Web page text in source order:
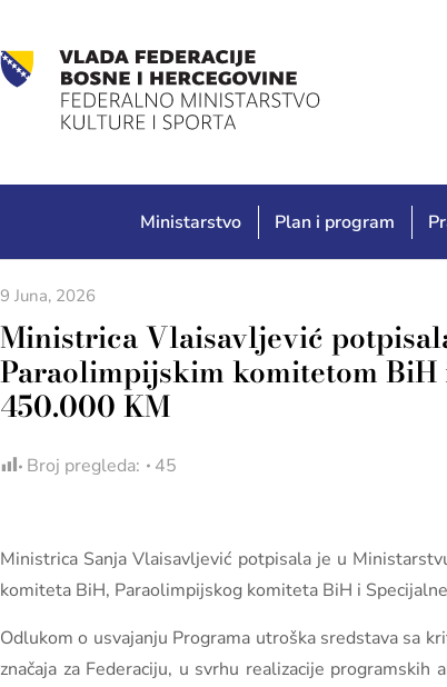
Ministarstvo Plan i program
9 Juna, 2026
Ministrica Vlaisavljević
Paraolimpijskim komitetom
450.000 KM
Broj pregleda: 45
Ministrica Sanja Vlaisavljević potpisala je u
komiteta BiH, Paraolimpijskog komiteta BiH i
Odlukom o usvajanju Programa utroška sredstava sa
značaja za Federaciju, u svrhu realizacije